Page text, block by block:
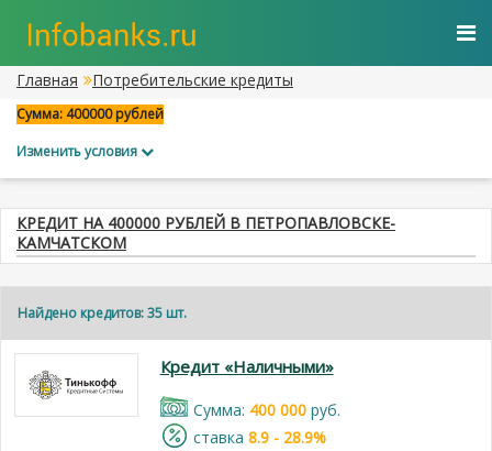
Главная Потребительские кредиты
КРЕДИТ НА 400000 РУБЛЕЙ В ПЕТРОПАВЛОВСКЕ-
КАМЧАТСКОМ
Сумма: 400000 рублей
Изменить условия
Найдено кредитов: 35 шт.
Кредит «Наличными»
Cумма: 400 000руб.
cтавка 8.9 - 28.9%